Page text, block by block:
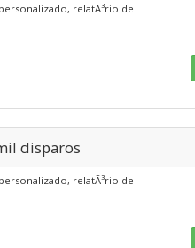
relatÃ³rio de
disparos
relatÃ³rio de